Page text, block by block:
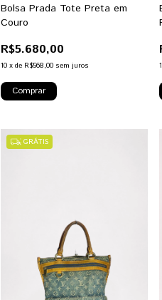
Bolsa Prada Tote Preta em
Couro
R$5.680,00
10 xde R$568,00 sem juros
GRÁTIS